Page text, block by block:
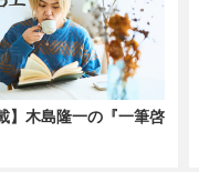
】木島隆一の『一筆啓